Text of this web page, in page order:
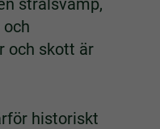
strålsvamp,
och skott är
historiskt